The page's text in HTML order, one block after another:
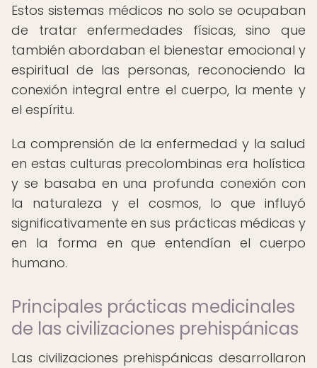
Estos sistemas médicos no solo se ocupaban
de tratar enfermedades físicas, sino que
también abordaban el bienestar emocional y
espiritual de las personas, reconociendo la
conexión integral entre el cuerpo, la mente y
el espíritu.
La comprensión de la enfermedad y la salud
en estas culturas precolombinas era holística
y se basaba en una profunda conexión con
la naturaleza y el cosmos, lo que influyó
significativamente en sus prácticas médicas y
en la forma en que entendían el cuerpo
humano.
Principales prácticas medicinales
de las civilizaciones prehispánicas
Las civilizaciones prehispánicas desarrollaron